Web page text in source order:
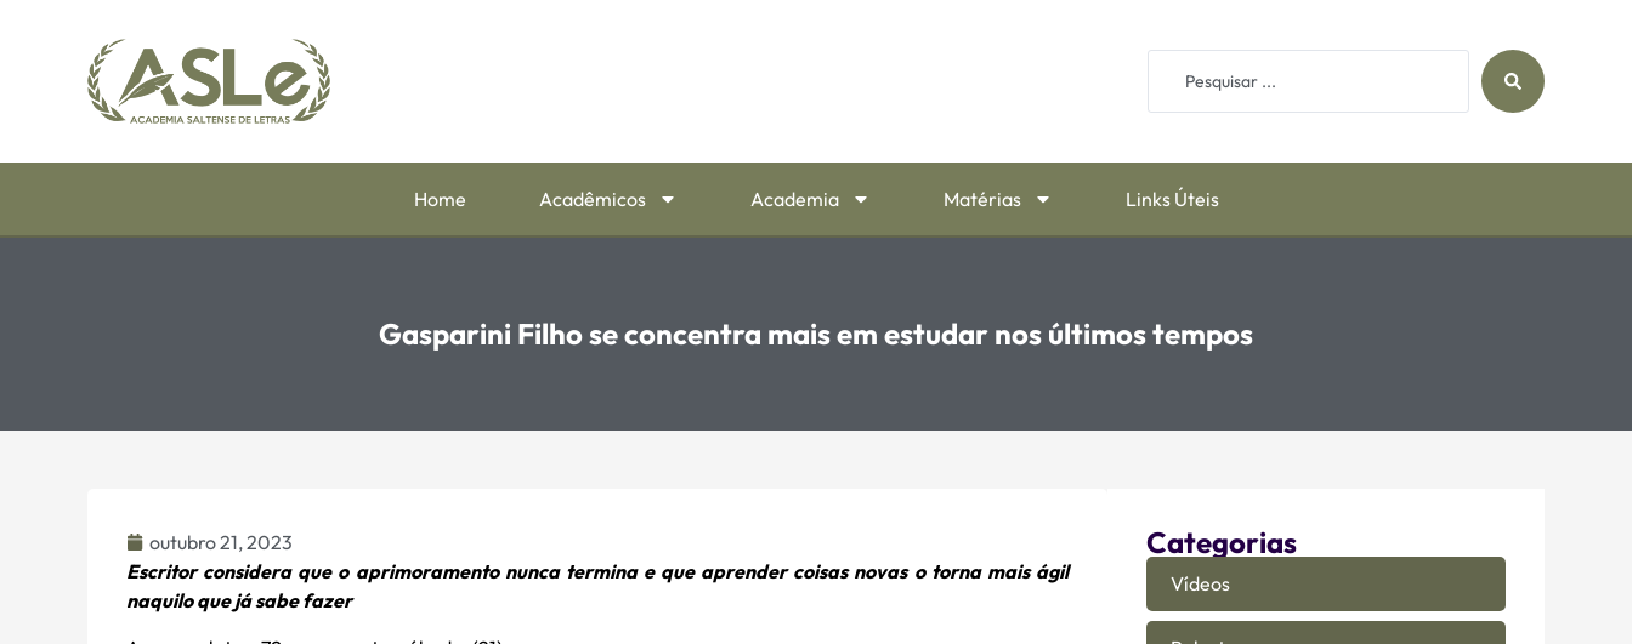
Home Acadêmicos Academia Matérias Links Úteis
Gasparini Filho se concentra mais em estudar nos últimos tempos
outubro 21, 2023
Escritor considera que o aprimoramento nunca termina e que aprender coisas novas o torna mais ágil
naquilo que já sabe fazer
Categorias
Vídeos